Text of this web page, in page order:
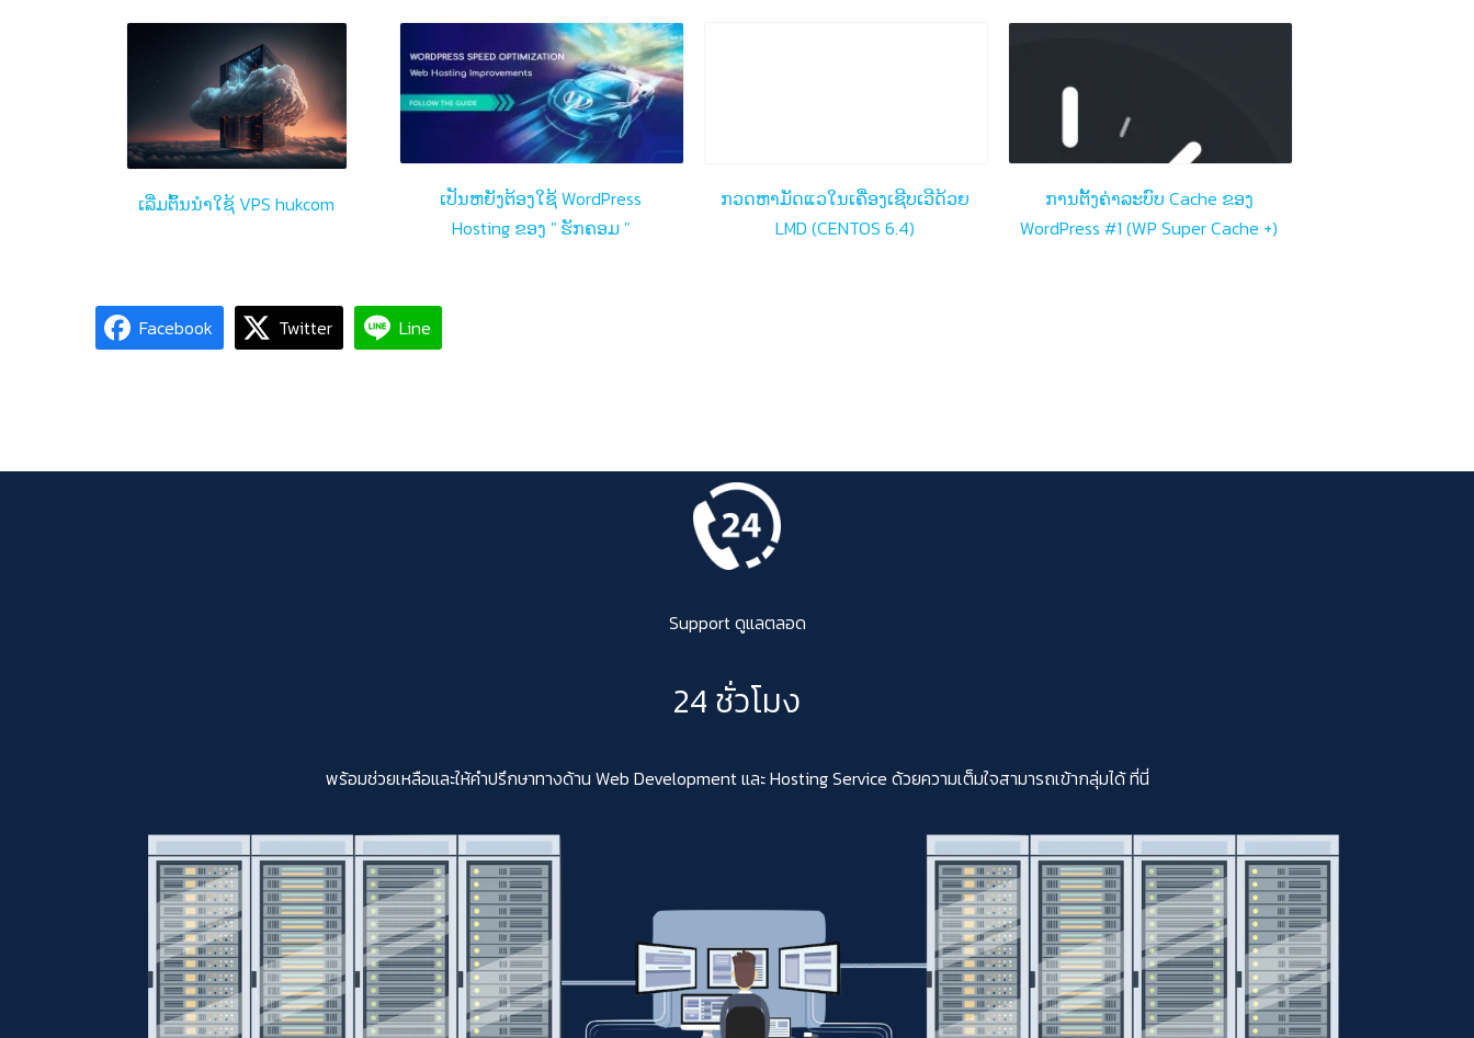
ເລີ່ມຕົ້ນນໍາໃຊ້ VPS hukcom
ເປັນຫຍັງຕ້ອງໃຊ້ WordPress
Hosting ຂອງ " ຮັກຄອມ "
ກວດຫາມັດແວໃນເຄື່ອງເຊີບເວີດ້ວຍ
LMD (CENTOS 6.4)
ການຕັ້ງຄ່າລະບົບ Cache ຂອງ
WordPress #1 (WP Super Cache +)
Facebook Twitter Line
Support ดูแลตลอด
24 ชั่วโมง
พร้อมช่วยเหลือและให้คำปรึกษาทางด้าน Web Development และ Hosting Service ด้วยความเต็มใจสามารถเข้ากลุ่มได้ ที่นี่